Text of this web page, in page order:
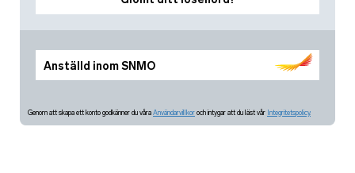
Anställd inom SNMO
Genom att skapa ett konto godkänner du våra Användarvillkor och intygar att du läst vår Integritetspolicy.